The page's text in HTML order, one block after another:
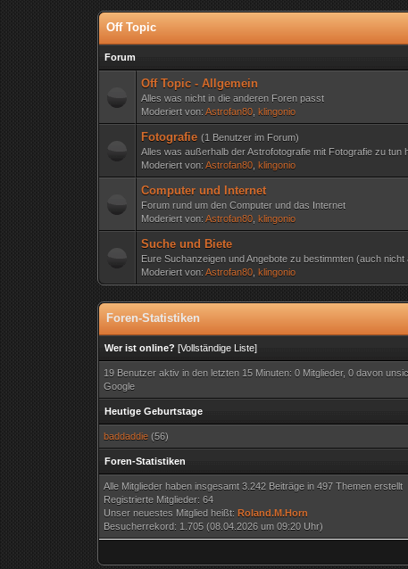
Off Topic
Forum
Off Topic - Allgemein
Alles was nicht in die anderen Foren passt
Moderiert von:Astrofan80 ,klingonio
Fotografie (1 Benutzer im Forum)
Alles was außerhalb der Astrofotografie mit Fotografie zu tun
Moderiert von:Astrofan80 ,klingonio
Computer und Internet
Forum rund um den Computer und das Internet
Moderiert von:Astrofan80 ,klingonio
Suche und Biete
Eure Suchanzeigen und Angebote zu bestimmten (auch
Moderiert von:Astrofan80 ,klingonio
Foren-Statistiken
Wer ist online? [Vollständige Liste]
19 Benutzer aktiv in den letzten 15 Minuten: 0 Mitglieder, 0 davon
Google
Heutige Geburtstage
baddaddie (56)
Foren-Statistiken
Alle Mitglieder haben insgesamt 3.242 Beiträge in 497 Themen erstellt
Registrierte Mitglieder: 64
Unser neuestes Mitglied heißt:Roland.M.Horn
Besucherrekord: 1.705 (08.04.2026 um 09:20 Uhr)